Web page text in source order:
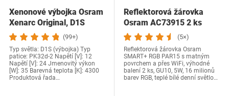
Xenonové výbojka Osram
Xenarc Original, D1S
(99+)
Typ světla: D1S (výbojka) Typ
patice: PK32d-2 Napětí [V]: 12
Napětí [V]: 24 Jmenovitý výkon
[W]: 35 Barevná teplota [K]: 4300
Produktová řada…
Reflektorová žárovka
Osram AC73915 2 ks
(5×)
Reflektorová žárovka Osram
SMART+ RGB PAR15 s matným
povrchem a přes WiFi, výhodné
balení 2 ks, GU10, 5W, 16 milionů
barev RGB, teplé bílé denní světlo…